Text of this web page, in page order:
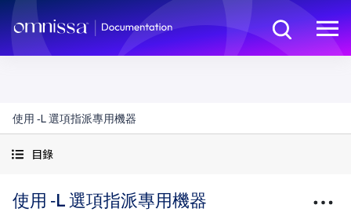
使用 ‑L 選項指派專用機器
目錄
使用 ‑L 選項指派專用機器